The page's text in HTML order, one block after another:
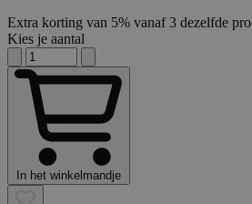
Extra korting van 5% vanaf 3 dezelfde
Kies je aantal
In het winkelmandje